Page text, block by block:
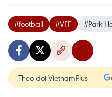
#football #VFF #Park
Theo dõi VietnamPlus